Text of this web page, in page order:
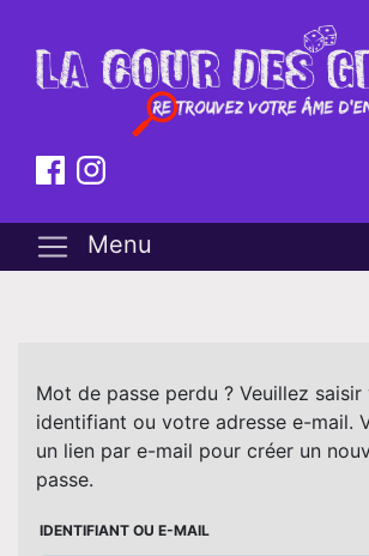
Menu
Mot de passe perdu ? Veuillez
identifiant ou votre adresse e-mail.
un lien par e-mail pour créer un
passe.
IDENTIFIANT OU E-MAIL